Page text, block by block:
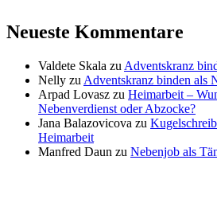
Neueste Kommentare
Valdete Skala zu Adventskranz
Nelly zu Adventskranz binden als
Arpad Lovasz zu Heimarbeit –
Nebenverdienst oder Abzocke?
Jana Balazovicova zu
Heimarbeit
Manfred Daun zu Nebenjob als